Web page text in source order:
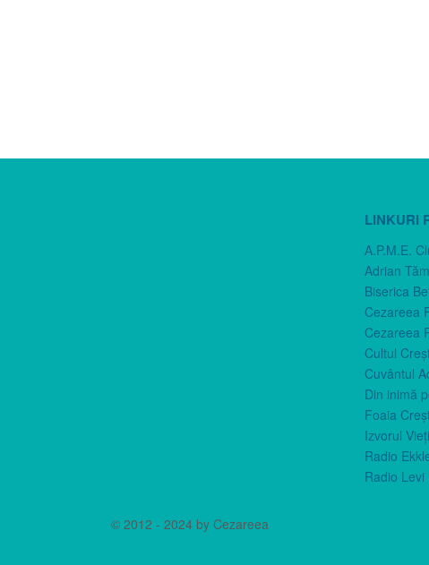
LINKURI
A.P.M.E.
Adrian
Biserica
Cezareea
Cezareea
Cultul
Cuvântul
Din inimă
Foaia
Izvorul
Radio
Radio Levi
© 2012 - 2024 by Cezareea